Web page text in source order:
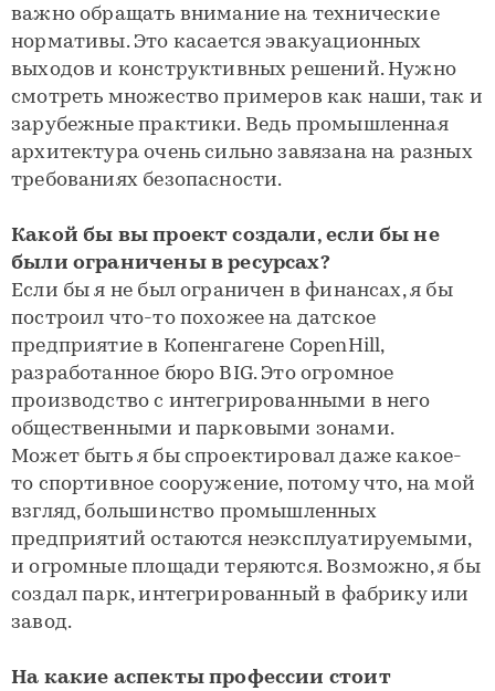
важно обращать внимание на технические
нормативы. Это касается эвакуационных
выходов и конструктивных решений. Нужно
смотреть множество примеров как наши, так и
зарубежные практики. Ведь промышленная
архитектура очень сильно завязана на разных
требованиях безопасности.
Какой бы вы проект создали, если бы не
были ограничены в ресурсах?
Если бы я не был ограничен в финансах, я бы
построил что-то похожее на датское
предприятие в Копенгагене CopenHill,
разработанное бюро BIG. Это огромное
производство с интегрированными в него
общественными и парковыми зонами.
Может быть я бы спроектировал даже какое-
то спортивное сооружение, потому что, на мой
взгляд, большинство промышленных
предприятий остаются неэксплуатируемыми,
и огромные площади теряются. Возможно, я бы
создал парк, интегрированный в фабрику или
завод.
На какие аспекты профессии стоит